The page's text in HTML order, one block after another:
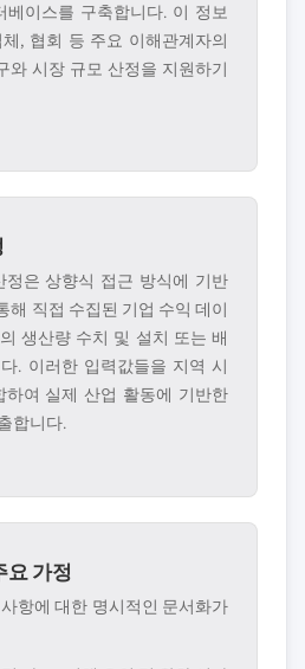
이스를 구축합니다. 이 정보
, 협회 등 주요 이해관계자의
와 시장 규모 산정을 지원하기
정은 상향식 접근 방식에 기반
해 직접 수집된 기업 수익 데이
생산량 수치 및 설치 또는 배
. 이러한 입력값들을 지역 시
하여 실제 산업 활동에 기반한
합니다.
요 가정
항에 대한 명시적인 문서화가